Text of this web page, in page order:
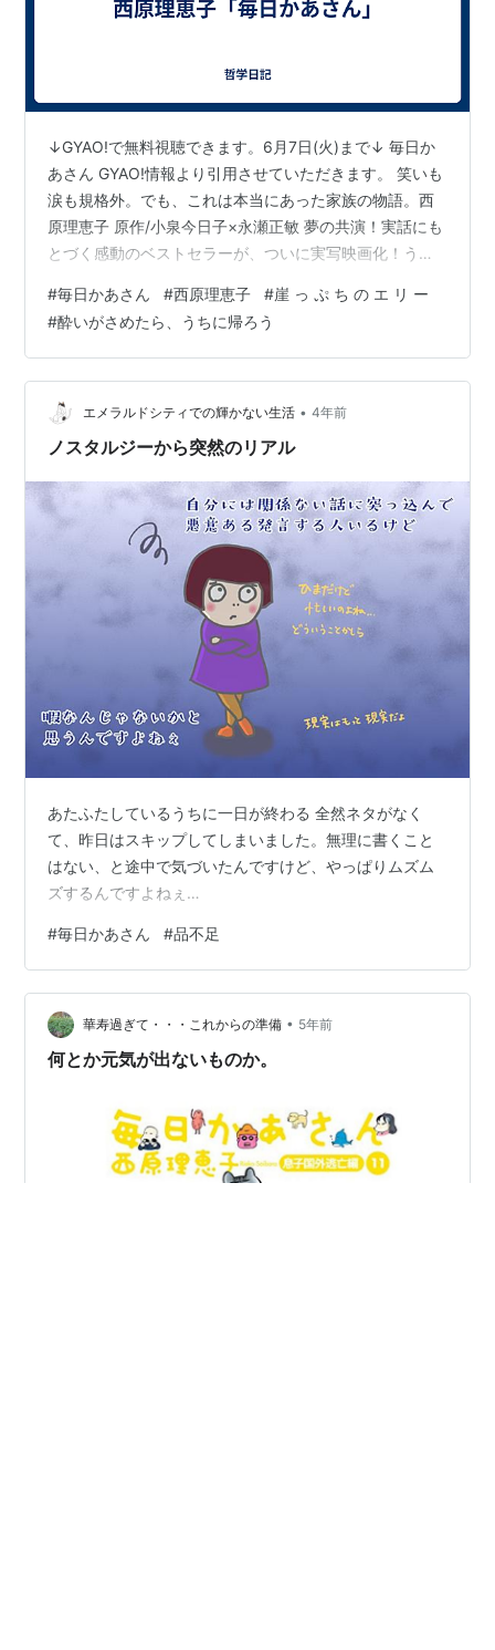
↓GYAO!で無料視聴できます。6月7日(火)まで↓ 毎日か
あさん GYAO!情報より引用させていただきます。 笑いも
涙も規格外。でも、これは本当にあった家族の物語。西
原理恵子 原作/小泉今日子×永瀬正敏 夢の共演！実話にも
とづく感動のベストセラーが、ついに実写映画化！うわ
描き続ける漫画家、西原理恵子。鋭い毒とその陰に忍ば
せた優しい愛が女性たちの心を捉え、大ブレイク。「毎
日かあさん」は、そんな彼女の代表作であり、自身の人
生をもとにした物語。「いろいろあるけど、人生は楽し
い」心からそう思える映画を贈ります。 漫画家のサイバ
ラ（小泉今日子）は、仕事…
#毎日かあさん #西原理恵子 #崖 っ ぷ ち の エ リ ー
#酔いがさめたら、うちに帰ろう
エメラルドシティでの輝かない生活 • 4年前
ノスタルジーから突然のリアル
あたふたしているうちに一日が終わる 全然ネタがなく
て、昨日はスキップしてしまいました。無理に書くこと
はない、と途中で気づいたんですけど、やっぱりムズム
ズするんですよねぇ…
#毎日かあさん #品不足
華寿過ぎて・・・これからの準備 • 5年前
何とか元気が出ないものか。